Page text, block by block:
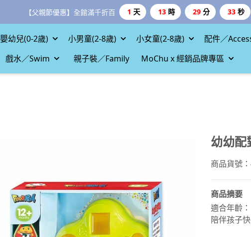
【父親節優惠】全館滿千折百 1 天 13 時 29 分 32 秒
嬰幼兒(0-2歲) 小男童(2-8歲) 小女童(2-8歲)
配件／
戲水／Swim 親子裝／Family MoChu x 經銷品牌專區
幼幼配
商品貨號
商品摘要
適合年齡
陪伴孩子